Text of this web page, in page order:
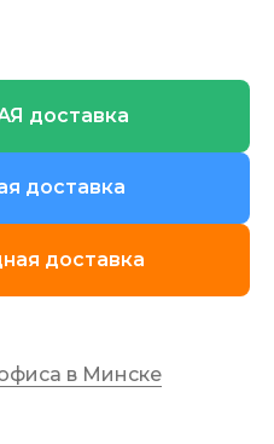
доставка
доставка
доставка
в Минске